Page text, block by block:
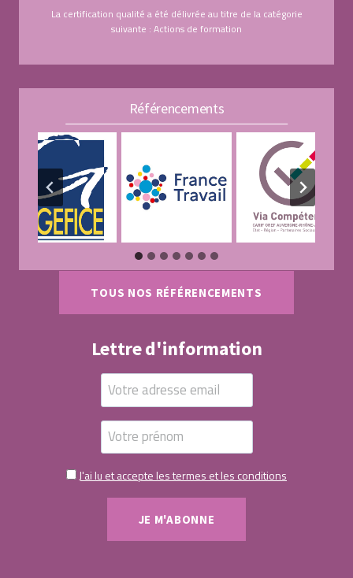
La certification qualité a été délivrée au titre de la catégorie
suivante : Actions de formation
Référencements
TOUS NOS RÉFÉRENCEMENTS
Lettre d'information
J'ai lu et accepte les termes et les conditions